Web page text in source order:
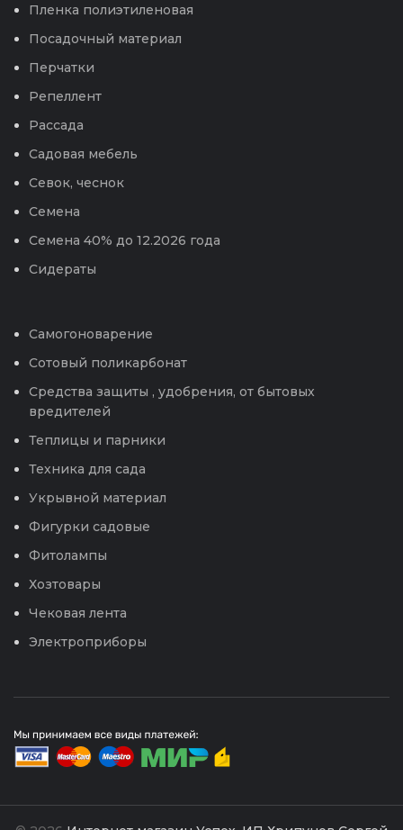
Пленка полиэтиленовая
Посадочный материал
Перчатки
Репеллент
Рассада
Садовая мебель
Севок, чеснок
Семена
Семена 40% до 12.2026 года
Сидераты
Самогоноварение
Сотовый поликарбонат
Средства защиты , удобрения, от бытовых
вредителей
Теплицы и парники
Техника для сада
Укрывной материал
Фигурки садовые
Фитолампы
Хозтовары
Чековая лента
Электроприборы